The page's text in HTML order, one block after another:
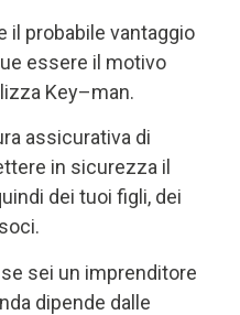
il probabile vantaggio
essere il motivo
Key–man.
assicurativa di
in sicurezza il
dei tuoi figli, dei
sei un imprenditore
dipende dalle